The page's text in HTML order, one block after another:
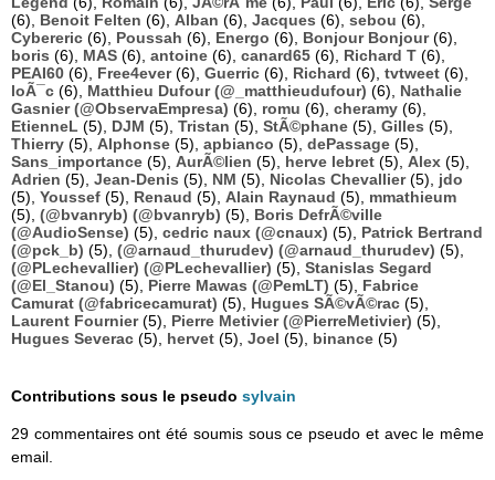
(6), Benoit Felten (6), Alban (6), Jacques (6), sebou (6),
Cybereric (6), Poussah (6), Energo (6), Bonjour Bonjour(6),
boris (6), MAS (6), antoine (6), canard65 (6), Richard T (6),
PEAI60 (6), Free4ever(6), Guerric (6), Richard (6), tvtweet (6),
loÃ¯c (6), Matthieu Dufour (@_matthieudufour) (6), Nathalie
Gasnier (@ObservaEmpresa) (6), romu (6), cheramy (6),
EtienneL (5), DJM (5), Tristan (5), StÃ©phane (5), Gilles (5),
Thierry (5), Alphonse (5), apbianco (5), dePassage (5),
Sans_importance (5), AurÃ©lien (5), herve lebret (5), Alex (5),
Adrien (5), Jean-Denis (5), NM (5), Nicolas Chevallier(5), jdo
(5), Youssef (5), Renaud (5), Alain Raynaud (5), mmathieum
(5), (@bvanryb) (@bvanryb) (5), Boris DefrÃ©ville
(@AudioSense) (5), cedric naux (@cnaux) (5), Patrick Bertrand
(@pck_b) (5), (@arnaud_thurudev) (@arnaud_thurudev) (5),
(@PLechevallier) (@PLechevallier) (5), Stanislas Segard
(@El_Stanou) (5), Pierre Mawas (@PemLT) (5), Fabrice
Camurat (@fabricecamurat) (5), Hugues SÃ©vÃ©rac (5),
Laurent Fournier(5), Pierre Metivier (@PierreMetivier) (5),
Hugues Severac (5), hervet (5), Joel (5), binance (5)
Contributions sous le pseudo sylvain
29 commentaires ont été soumis sous ce pseudo et avec le même
email.